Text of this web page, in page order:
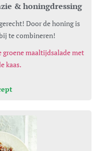
& honingdressing
te combineren!
groene maaltijdsalade met
kaas.